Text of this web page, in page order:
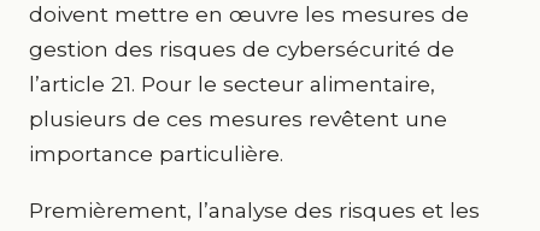
doivent mettre en œuvre les mesures de
gestion des risques de cybersécurité de
l’article 21. Pour le secteur alimentaire,
plusieurs de ces mesures revêtent une
importance particulière.
Premièrement, l’analyse des risques et les